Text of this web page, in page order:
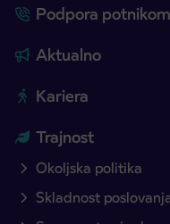
Podpora potnikom
Aktualno
Kariera
Trajnost
Okoljska politika
Skladnost